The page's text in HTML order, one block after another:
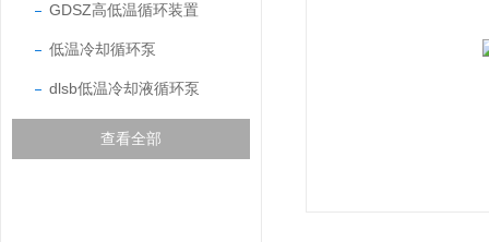
GDSZ高低温循环装置
低温冷却循环泵
dlsb低温冷却液循环泵
查看全部